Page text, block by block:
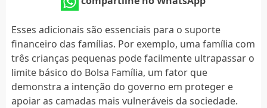
Esses adicionais são essenciais para o suporte
financeiro das famílias. Por exemplo, uma família com
três crianças pequenas pode facilmente ultrapassar o
limite básico do Bolsa Família, um fator que
demonstra a intenção do governo em proteger e
apoiar as camadas mais vulneráveis da sociedade.